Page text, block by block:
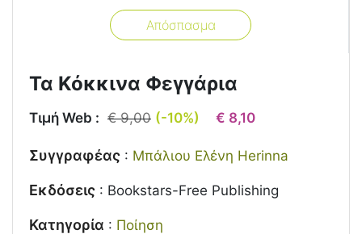
Απόσπασμα
Τα Κόκκινα Φεγγάρια
Τιμή Web : € 9,00 (-10%) € 8,10
Συγγραφέας : Μπάλιου Ελένη Herinna
Εκδόσεις : Bookstars-Free Publishing
Κατηγορία : Ποίηση